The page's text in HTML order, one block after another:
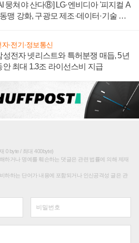
뭉쳐야 산다⑧] LG·엔비디아 '피지컬 A
동맹 강화, 구광모 제조·데이터·기술 결
자·전기·정보통신
성전자 넷리스트와 특허분쟁 매듭, 5년
안 최대 1.3조 라이선스비 지급
0 byte / 최대 400byte)
하거나 명예를 훼손하는 댓글은 관련 법률에 의해 제재
하하는 단어가 내용에 포함되거나 인신공격성 글은 관